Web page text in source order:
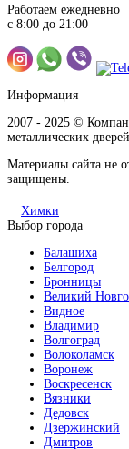
Работаем ежедневно
с 8:00 до 21:00
Информация
2007 - 2025 ©
металлических
Материалы сайта не
защищены.
Химки
Выбор города
Балашиха
Белгород
Бронницы
Великий
Видное
Владимир
Волгоград
Волоколамск
Воронеж
Воскресенск
Вязники
Дедовск
Дзержинский
Дмитров